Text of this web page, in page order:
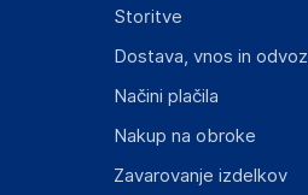
Storitve
Dostava, vnos in odvoz
Načini plačila
Nakup na obroke
Zavarovanje izdelkov